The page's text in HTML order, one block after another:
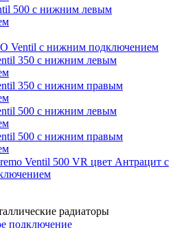
500 с нижним левым
Ventil с нижним подключением
350 с нижним левым
350 с нижним правым
500 с нижним левым
500 с нижним правым
Ventil 500 VR цвет Антрацит с
радиаторы
подключение